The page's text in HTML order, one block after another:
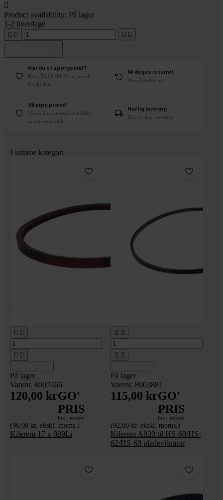

Product availability: På lager
1-2 hverdage
   
Har du et spørgsmål?
Ring 76 62 00 36 og mærk
forskellen.
14 dages returret
Nem håndtering
Skarpe priser!
Vores direkte import holder
vi priserne nede.
Hurtig levering
Dag til dag levering
I samme kategori
 
 
På lager
Varenr. 8007466
120,00 krGO'
PRIS
inkl. moms
(96,00 kr. ekskl. moms.)
Kilerem 17 x 889Li
 
 
På lager
Varenr. 8002881
115,00 krGO'
PRIS
inkl. moms
(92,00 kr. ekskl. moms.)
Kilerem A820 til HS-60/HS-
62/HS-68 pladevibrator